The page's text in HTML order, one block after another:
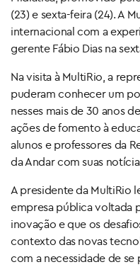
(23) e sexta-feira (24). A
internacional com a
gerente Fábio Dias na
Na visita à MultiRio, a
puderam conhecer um
nesses mais de 30 anos
ações de fomento à
alunos e professores da
da Andar com suas
A presidente da MultiRio
empresa pública voltada
inovação e que os
contexto das novas
com a necessidade de